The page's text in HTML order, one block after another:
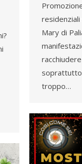
residenziali
Mary di
soprattutto
troppo…